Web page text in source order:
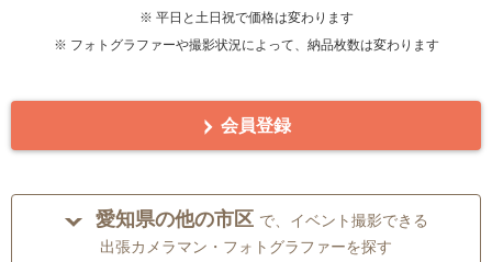
※ 平日と土日祝で価格は変わります
※ フォトグラファーや撮影状況によって、納品枚数は変わります
会員登録
愛知県の他の市区 で、イベント撮影できる
出張カメラマン・フォトグラファーを探す